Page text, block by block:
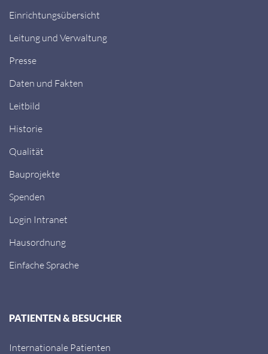
Einrichtungsübersicht
Leitung und Verwaltung
Presse
Daten und Fakten
Leitbild
Historie
Qualität
Bauprojekte
Spenden
Login Intranet
Hausordnung
Einfache Sprache
PATIENTEN & BESUCHER
Internationale Patienten